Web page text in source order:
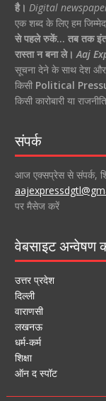
है। Digital
एक शब्द के लिए हम
से पहले रुकें… तब तक
रास्ता न बना ले। Aaj
सूचना देने के साथ देश और
किसी Political
किसी कारोबारी या
संपर्क
आज एक्सप्रेस से संपर्क,
पर मैसेज करें
वेबसाइट अन्वेषण
उत्तर प्रदेश
दिल्ली
वाराणसी
लखनऊ
धर्म-कर्म
शिक्षा
ऑन द स्पॉट